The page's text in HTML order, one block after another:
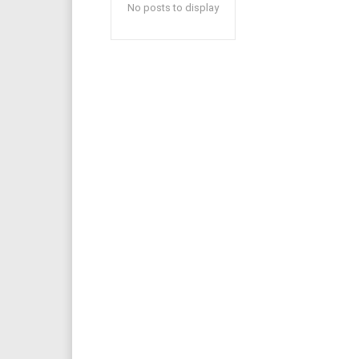
No posts to display